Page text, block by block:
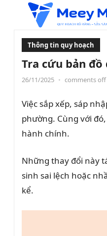
Thông tin quy hoạch
Tra cứu bản
26/11/2025 • comments off
Việc sắp xếp, sáp
phường. Cùng với
hành chính.
Những thay đổi này
sinh sai lệch hoặc
kể.